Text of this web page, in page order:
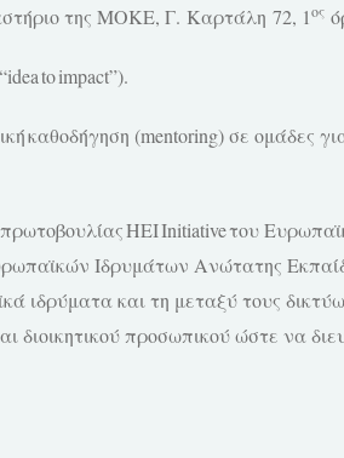
της ΜΟΚΕ, Γ. Καρτάλη 72, 1ος
ideatoimpact”).
καθοδήγηση (mentoring) σε ομάδες
HEIInitiativeτου
Ιδρυμάτων Ανώτατης
ιδρύματα και τη μεταξύ τους
διοικητικού προσωπικού ώστε να